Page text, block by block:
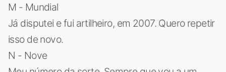
M - Mundial
Já disputei e fui artilheiro, em 2007. Quero repetir
isso de novo.
N - Nove